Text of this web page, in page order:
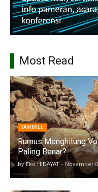
Most Read
SAWMILL
Rumus Menghitung
Paling Benar?
by Eko HIDAYAT - November